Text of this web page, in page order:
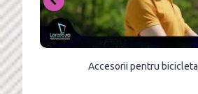
Accesorii pentru bicicleta